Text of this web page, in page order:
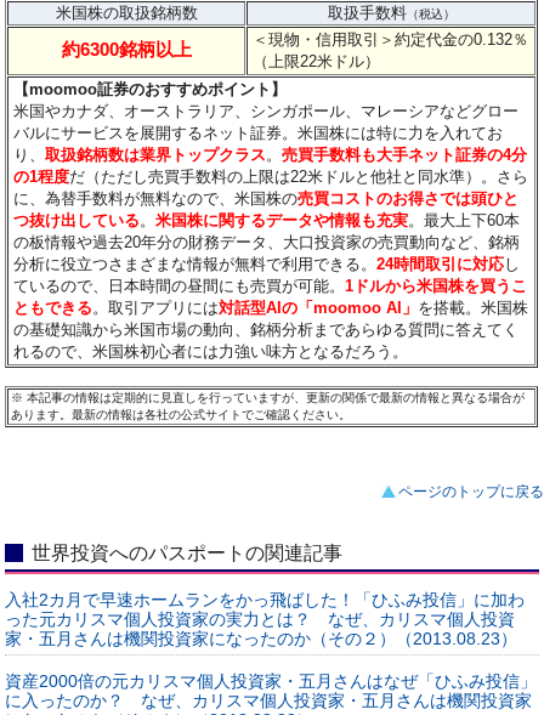
米国株の取扱銘柄数 取扱手数料（税込）
約6300銘柄以上
＜現物・信用取引＞約定代金の0.132％
（上限22米ドル）
【moomoo証券のおすすめポイント】
米国やカナダ、オーストラリア、シンガポール、マレーシアなどグロー
バルにサービスを展開するネット証券。米国株には特に力を入れてお
り、取扱銘柄数は業界トップクラス 。売買手数料も大手ネット証券の4分
の1程度だ（ただし売買手数料の上限は22米ドルと他社と同水準）。さら
に、為替手数料が無料なので、米国株の売買コストのお得さでは頭ひと
つ抜け出している 。米国株に関するデータや情報も充実。最大上下60本
の板情報や過去20年分の財務データ、大口投資家の売買動向など、銘柄
分析に役立つさまざまな情報が無料で利用できる。24時間取引に対応し
ているので、日本時間の昼間にも売買が可能。1ドルから米国株を買うこ
ともできる 。取引アプリには対話型AIの「moomoo AI」 を搭載。米国株
の基礎知識から米国市場の動向、銘柄分析まであらゆる質問に答えてく
れるので、米国株初心者には力強い味方となるだろう。
※本記事の情報は定期的に見直しを行っていますが、更新の関係で最新の情報と異なる場合が
あります。最新の情報は各社の公式サイトでご確認ください。
ページのトップに戻る
世界投資へのパスポートの関連記事
入社2カ月で早速ホームランをかっ飛ばした！「ひふみ投信」に加わ
った元カリスマ個人投資家の実力とは？ なぜ、カリスマ個人投資
家・五月さんは機関投資家になったのか（その２）（2013.08.23）
資産2000倍の元カリスマ個人投資家・五月さんはなぜ「ひふみ投信」
に入ったのか？ なぜ、カリスマ個人投資家・五月さんは機関投資家